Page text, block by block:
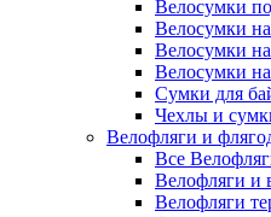
Велосумки
Велосумки
Велосумки
Велосумки
Сумки для
Чехлы и
Велофляги и
Все
Велофляги и
Велофляги